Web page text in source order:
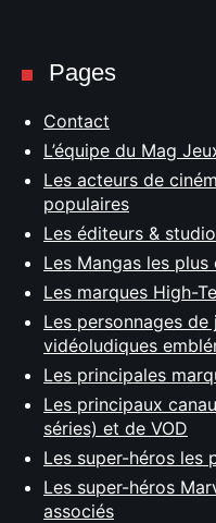
Pages
Contact
L’équipe du Mag
Les acteurs de
populaires
Les éditeurs &
Les Mangas les plus
Les marques High-
Les personnages
vidéoludiques
Les principales
Les principaux
séries) et de VOD
Les super-héros les
Les super-héros
associés